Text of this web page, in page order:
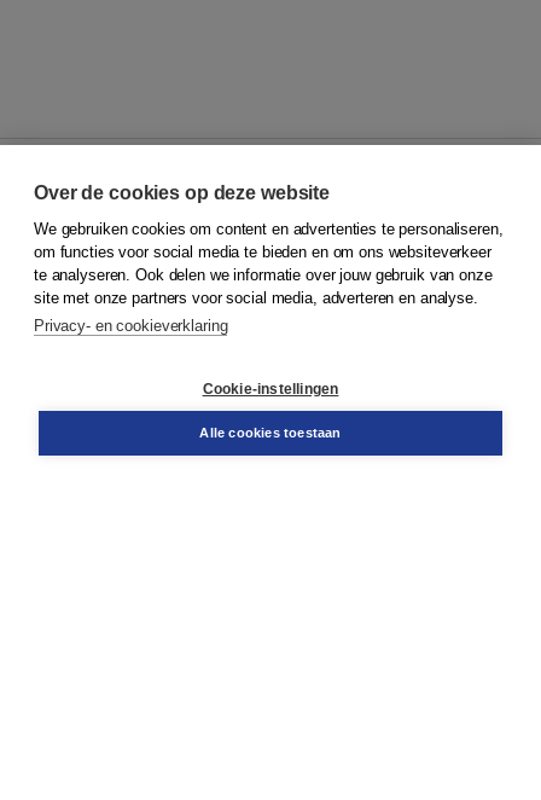
© 2026Koninklijke Boom uitgevers
Klantenservice
Service & informatie
Contact
Over de cookies op deze website
We gebruiken cookies om content en advertenties te personaliseren,
om functies voor social media te bieden en om ons websiteverkeer
te analyseren. Ook delen we informatie over jouw gebruik van onze
site met onze partners voor social media, adverteren en analyse.
Privacy- en cookieverklaring
Cookie-instellingen
Alle cookies toestaan